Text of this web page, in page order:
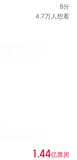
8分
4.7万人想看
1.44亿票房